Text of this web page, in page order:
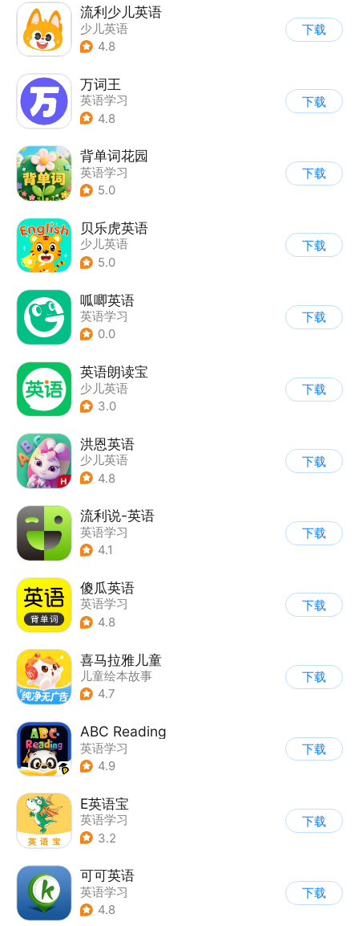
流利少儿英语
少儿英语
4.8
下载
万词王
英语学习
4.8
下载
背单词花园
英语学习
5.0
下载
贝乐虎英语
少儿英语
5.0
下载
呱唧英语
英语学习
0.0
下载
英语朗读宝
少儿英语
3.0
下载
洪恩英语
少儿英语
4.8
下载
流利说-英语
英语学习
4.1
下载
傻瓜英语
英语学习
4.8
下载
喜马拉雅儿童
儿童绘本故事
4.7
下载
ABC Reading
英语学习
4.9
下载
E英语宝
英语学习
3.2
下载
可可英语
英语学习
4.8
下载